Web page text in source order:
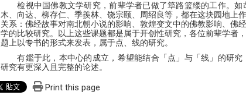
检视中国佛教文学研究，前辈学者已做了筚路篮缕的工作。
木、向达、柳存仁、季羨林、饶宗颐、周绍良等，都在这块园地上
关系：佛经故事对南北朝小说的影响、敦煌变文中的佛教影响、佛
学的比较研究。以上这些课题都是属于开创性研究，各位前辈学者
题上以专书的形式来发表，属于点、线的研究。
有鑑于此，本中心的成立，希望能结合「点」与「线」的研
研究有更深入且完整的论述。
Print this page